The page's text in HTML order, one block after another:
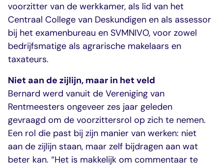
voorzitter van de werkkamer, als lid van het
Centraal College van Deskundigen en als assessor
bij het examenbureau en SVMNIVO, voor zowel
bedrijfsmatige als agrarische makelaars en
taxateurs.
Niet aan de zijlijn, maar in het veld
Bernard werd vanuit de Vereniging van
Rentmeesters ongeveer zes jaar geleden
gevraagd om de voorzittersrol op zich te nemen.
Een rol die past bij zijn manier van werken: niet
aan de zijlijn staan, maar zelf bijdragen aan wat
beter kan. “Het is makkelijk om commentaar te